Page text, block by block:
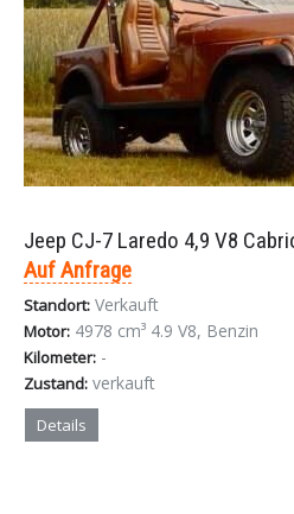
Jeep CJ-7 Laredo 4,9 V8
Auf Anfrage
Standort: Verkauft
Motor: 4978 cm³ 4.9 V8, Benzin
Kilometer: -
Zustand: verkauft
Details